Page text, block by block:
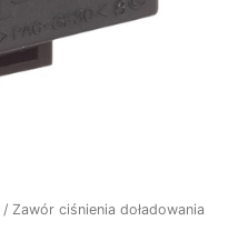
/ Zawór ciśnienia doładowania